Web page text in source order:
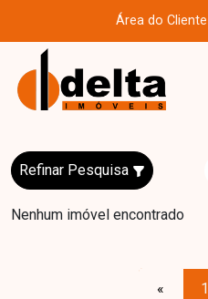
Área do Cliente
Refinar Pesquisa
Nenhum imóvel encontrado
« 1